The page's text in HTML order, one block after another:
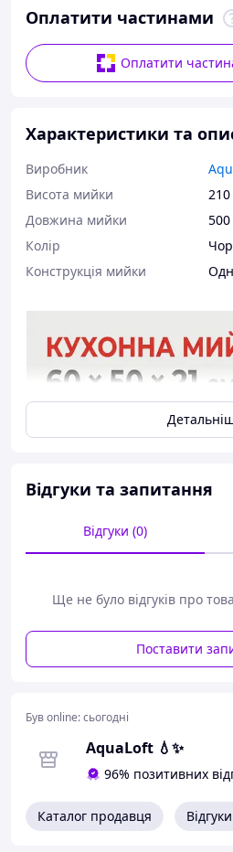
Оплатити частинами
Оплатити
Характеристики та
Виробник
Висота мийки
Довжина мийки
Колір
Конструкція мийки
Чорна мийка
50 см неіржавка
врізна з отвором
чорна неіржавка
Відгуки та запитання
Відгуки (0)
Ще не було відгуків про
Поставити
Був online:сьогодні
AquaLoft 💧✨
96% позитивних
Каталог продавця